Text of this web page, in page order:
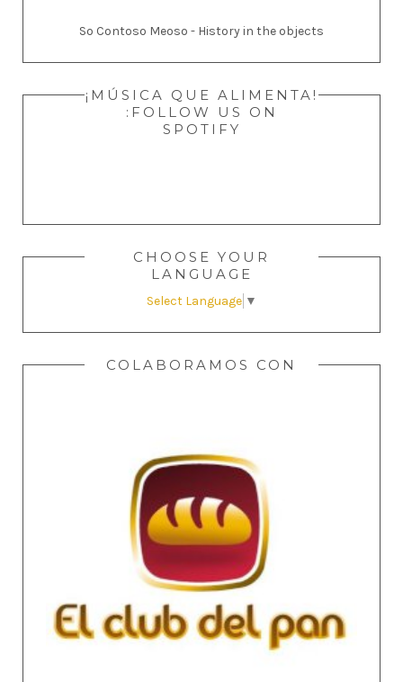
So Contoso Meoso - History in the objects
¡MÚSICA QUE ALIMENTA!
:FOLLOW US ON
SPOTIFY
CHOOSE YOUR
LANGUAGE
Select Language ▼
COLABORAMOS CON